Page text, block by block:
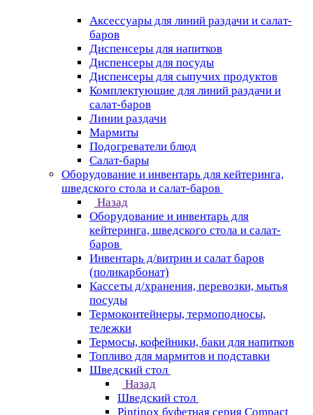
Аксессуары для линий раздачи и салат-
баров
Диспенсеры для напитков
Диспенсеры для посуды
Диспенсеры для сыпучих продуктов
Комплектующие для линий раздачи и
салат-баров
Линии раздачи
Мармиты
Подогреватели блюд
Салат-бары
Оборудование и инвентарь для кейтеринга,
шведского стола и салат-баров
Назад
Оборудование и инвентарь для
кейтеринга, шведского стола и салат-
баров
Инвентарь д/витрин и салат баров
(поликарбонат)
Кассеты д/хранения, перевозки, мытья
посуды
Термоконтейнеры, термоподносы,
тележки
Термосы, кофейники, баки для напитков
Топливо для мармитов и подставки
Шведский стол
Назад
Шведский стол
Pintinox буфетная серия Compact